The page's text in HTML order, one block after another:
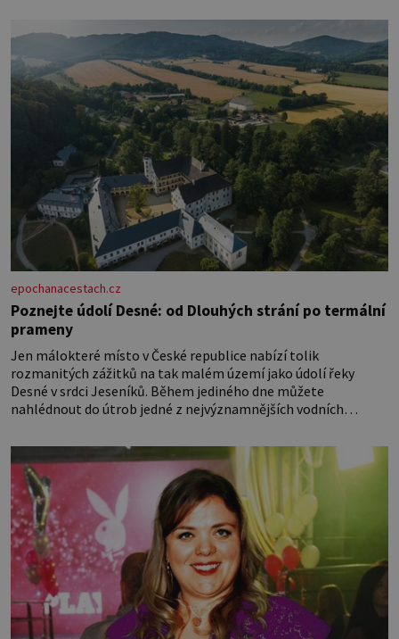
epochanacestach.cz
Poznejte údolí Desné: od Dlouhých strání po termální
prameny
Jen málokteré místo v České republice nabízí tolik
rozmanitých zážitků na tak malém území jako údolí řeky
Desné v srdci Jeseníků. Během jediného dne můžete
nahlédnout do útrob jedné z nejvýznamnějších vodních
koloběžce a den zakončit poznáváním památek ve Velkých
Losinách nebo v termálním